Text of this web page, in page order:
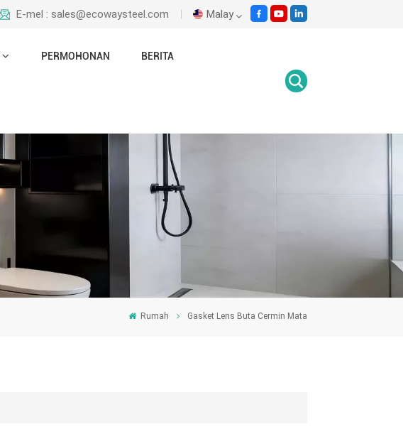
E-mel : sales@ecowaysteel.com Malay
PERMOHONAN BERITA
Rumah Gasket Lens Buta Cermin Mata